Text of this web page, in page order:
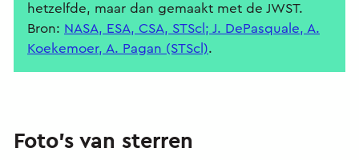
hetzelfde, maar dan gemaakt met de JWST.
Bron: NASA, ESA, CSA, STScl; J. DePasquale, A.
Koekemoer, A. Pagan (STScl).
Foto's van sterren